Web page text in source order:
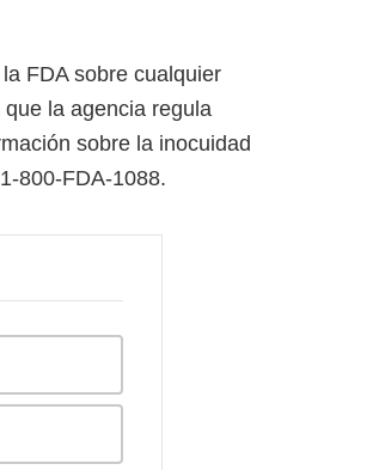
FDA sobre cualquier
la agencia regula
sobre la inocuidad
800-FDA-1088.